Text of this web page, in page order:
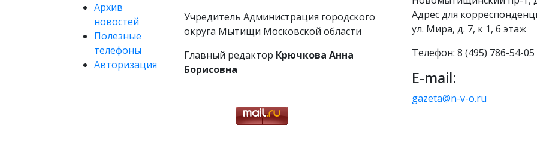
Архив
новостей
Полезные
телефоны
Авторизация
Учредитель Администрация городского
округа Мытищи Московской области
Главный редактор Крючкова Анна
Борисовна
Адрес для
ул. Мира, д. 7, к 1, 6 этаж
Телефон: 8 (495) 786-54-05
E-mail:
gazeta@n-v-o.ru